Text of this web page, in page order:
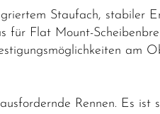
Staufach, stabiler
für Flat Mount-
am
Rennen. Es ist